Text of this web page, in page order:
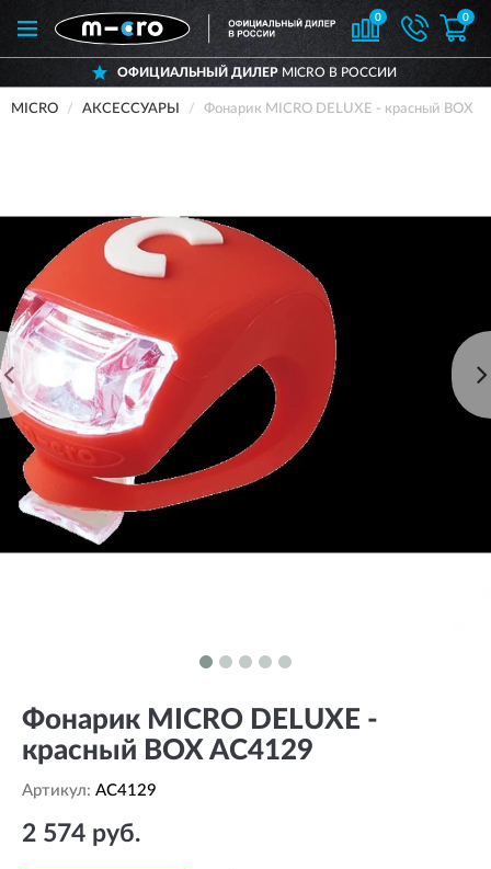
0 0
ОФИЦИАЛЬНЫЙ ДИЛЕР MICRO В РОССИИ
MICRO АКСЕССУАРЫ Фонарик MICRO DELUXE - красный BOX
Фонарик MICRO DELUXE -
красный BOX AC4129
Артикул: AC4129
2 574 руб.